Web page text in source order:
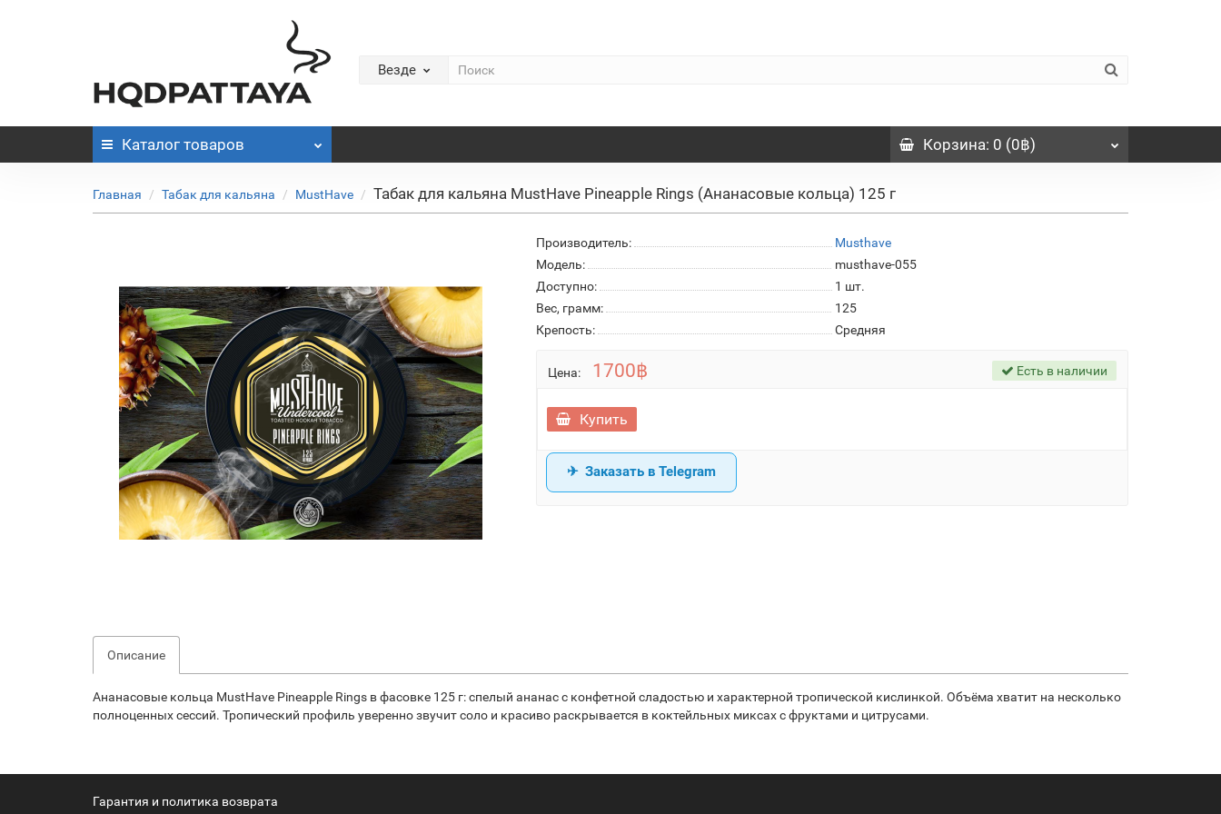
Везде
Каталог товаров Корзина: 0 (0฿)
Главная Табак для кальяна MustHave Табак для кальяна MustHave Pineapple Rings (Ананасовые кольца) 125 г
Производитель:
Musthave
Модель:
musthave-055
Доступно:
1 шт.
Вес, грамм:
125
Крепость:
Средняя
Цена: 1700฿ Есть в наличии
Купить
Заказать в Telegram
Описание
Ананасовые кольца MustHave Pineapple Rings в фасовке 125 г: спелый ананас с конфетной сладостью и характерной тропической кислинкой. Объёма хватит на несколько
полноценных сессий. Тропический профиль уверенно звучит соло и красиво раскрывается в коктейльных миксах с фруктами и цитрусами.
Гарантия и политика возврата